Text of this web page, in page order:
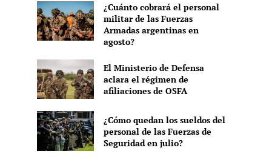
¿Cuánto cobrará el personal
militar de las Fuerzas
Armadas argentinas en
agosto?
El Ministerio de Defensa
aclara el régimen de
afiliaciones de OSFA
¿Cómo quedan los sueldos del
personal de las Fuerzas de
Seguridad en julio?